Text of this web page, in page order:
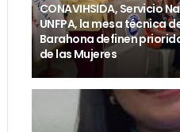
CONAVIHSIDA, Servicio
UNFPA, la mesa técnica
Barahona definen
de las Mujeres